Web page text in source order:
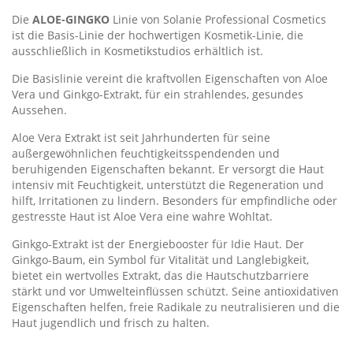
Die ALOE-GINGKO Linie von Solanie Professional Cosmetics
ist die Basis-Linie der hochwertigen Kosmetik-Linie, die
ausschließlich in Kosmetikstudios erhältlich ist.
Die Basislinie vereint die kraftvollen Eigenschaften von Aloe
Vera und Ginkgo-Extrakt, für ein strahlendes, gesundes
Aussehen.
Aloe Vera Extrakt ist seit Jahrhunderten für seine
außergewöhnlichen feuchtigkeitsspendenden und
beruhigenden Eigenschaften bekannt. Er versorgt die Haut
intensiv mit Feuchtigkeit, unterstützt die Regeneration und
hilft, Irritationen zu lindern. Besonders für empfindliche oder
gestresste Haut ist Aloe Vera eine wahre Wohltat.
Ginkgo-Extrakt ist der Energiebooster für Idie Haut. Der
Ginkgo-Baum, ein Symbol für Vitalität und Langlebigkeit,
bietet ein wertvolles Extrakt, das die Hautschutzbarriere
stärkt und vor Umwelteinflüssen schützt. Seine antioxidativen
Eigenschaften helfen, freie Radikale zu neutralisieren und die
Haut jugendlich und frisch zu halten.